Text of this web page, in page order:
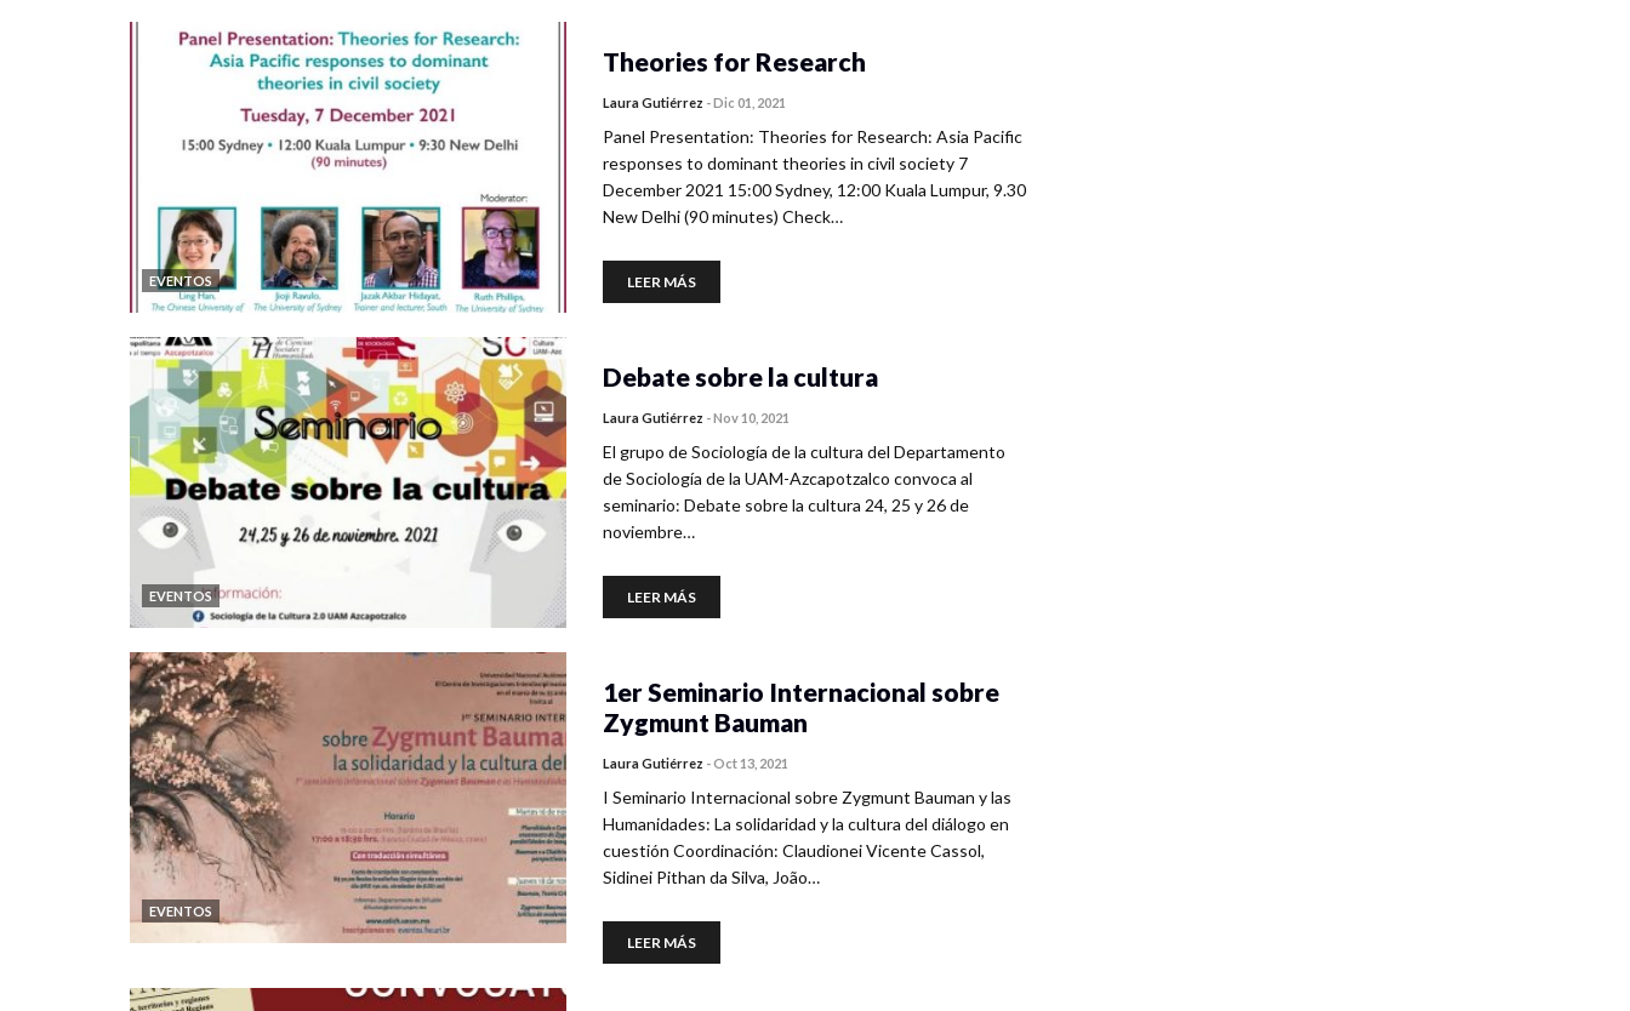
EVENTOS
Theories for Research
Laura Gutiérrez -Dic 01, 2021
Panel Presentation: Theories for Research: Asia Pacific
responses to dominant theories in civil society 7
December 2021 15:00 Sydney, 12:00 Kuala Lumpur, 9.30
New Delhi (90 minutes) Check…
LEER MÁS
EVENTOS
Debate sobre la cultura
Laura Gutiérrez -Nov 10, 2021
El grupo de Sociología de la cultura del Departamento
de Sociología de la UAM-Azcapotzalco convoca al
seminario: Debate sobre la cultura 24, 25 y 26 de
noviembre…
LEER MÁS
EVENTOS
1er Seminario Internacional sobre
Zygmunt Bauman
Laura Gutiérrez -Oct 13, 2021
I Seminario Internacional sobre Zygmunt Bauman y las
Humanidades: La solidaridad y la cultura del diálogo en
cuestión Coordinación: Claudionei Vicente Cassol,
Sidinei Pithan da Silva, João…
LEER MÁS